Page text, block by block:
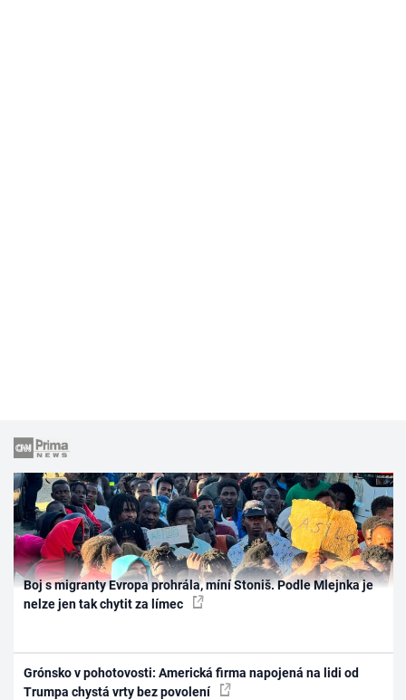
Boj s migranty Evropa prohrála, míní Stoniš. Podle Mlejnka je
nelze jen tak chytit za límec
Grónsko v pohotovosti: Americká firma napojená na lidi od
Trumpa chystá vrty bez povolení